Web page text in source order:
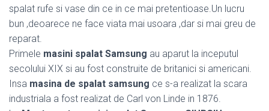
spalat rufe si vase din ce in ce mai pretentioase.Un lucru
bun ,deoarece ne face viata mai usoara ,dar si mai greu de
reparat.
Primele masini spalat Samsung au aparut la inceputul
secolului XIX si au fost construite de britanici si americani.
Insa masina de spalat samsung ce s-a realizat la scara
industriala a fost realizat de Carl von Linde in 1876.